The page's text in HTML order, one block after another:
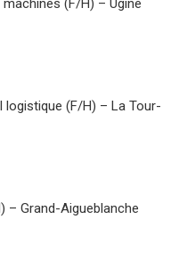
(F/H) – Ugine
logistique (F/H) – La Tour-
– Grand-Aigueblanche